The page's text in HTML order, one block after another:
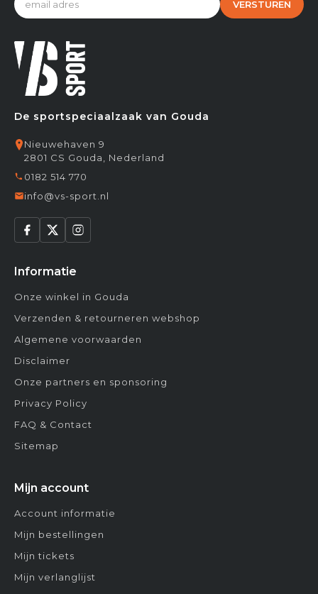
De sportspeciaalzaak van Gouda
Nieuwehaven 9
2801 CS Gouda, Nederland
0182 514 770
info@vs-sport.nl
Informatie
Onze winkel in Gouda
Verzenden & retourneren webshop
Algemene voorwaarden
Disclaimer
Onze partners en sponsoring
Privacy Policy
FAQ & Contact
Sitemap
Mijn account
Account informatie
Mijn bestellingen
Mijn tickets
Mijn verlanglijst
VERSTUREN